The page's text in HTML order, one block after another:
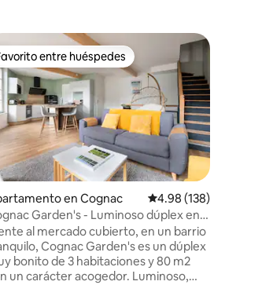
4.99 de 5, 76 reseñas
entre huéspedes
entre huéspedes
en Cognac Calificación promedio:
4.98 (138)
Garden's - Luminoso dúplex en
al mercado cubierto, en un barrio
Cognac Garden's es un dúplex
bonito de 3 habitaciones y 80 m2
un carácter acogedor. Luminoso,